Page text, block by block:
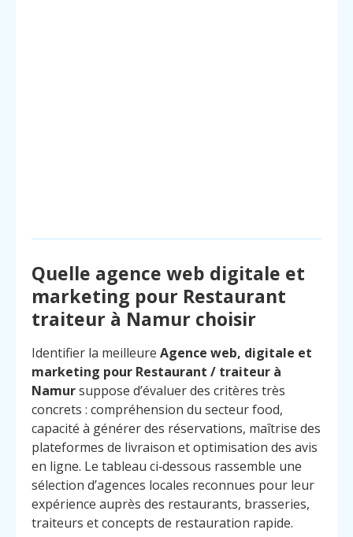
Quelle agence web digitale et
marketing pour Restaurant
traiteur à Namur choisir
Identifier la meilleure Agence web, digitale et
marketing pour Restaurant / traiteur à
Namursuppose d’évaluer des critères très
concrets : compréhension du secteur food,
capacité à générer des réservations, maîtrise des
plateformes de livraison et optimisation des avis
en ligne. Le tableau ci‑dessous rassemble une
sélection d’agences locales reconnues pour leur
expérience auprès des restaurants, brasseries,
traiteurs et concepts de restauration rapide.